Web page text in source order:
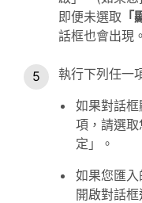
即便未選取
話框也會出現
執行下列任一
如果對話
項，請選
定」。
如果您匯
開啟對話